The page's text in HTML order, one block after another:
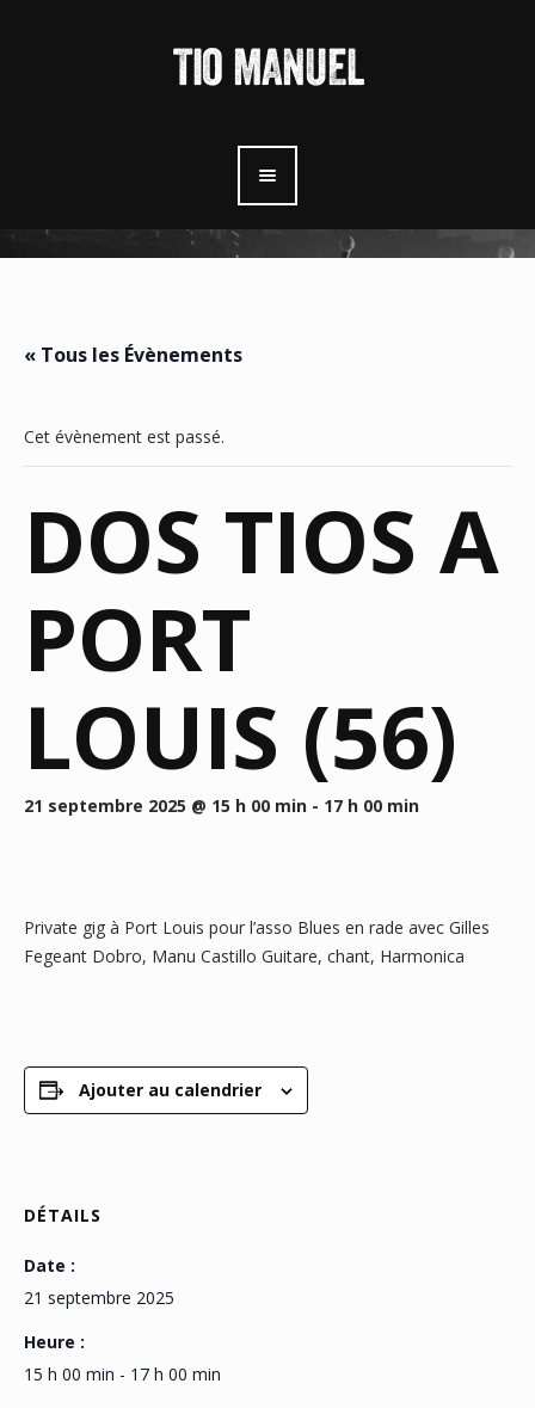
« Tous les Évènements
Cet évènement est passé.
DOS TIOS A
PORT
LOUIS (56)
21 septembre 2025 @ 15 h 00 min - 17 h 00 min
Private gig à Port Louis pour l’asso Blues en rade avec Gilles
Fegeant Dobro, Manu Castillo Guitare, chant, Harmonica
Ajouter au calendrier
DÉTAILS
Date :
21 septembre 2025
Heure :
15 h 00 min - 17 h 00 min